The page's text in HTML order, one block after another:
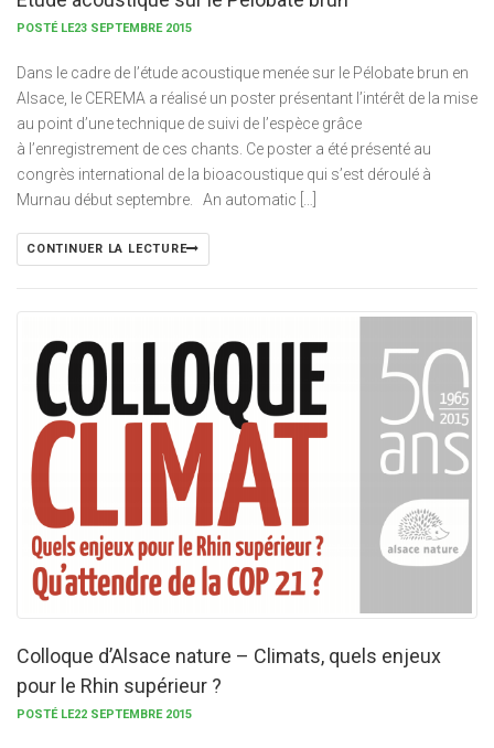
POSTÉ LE23 SEPTEMBRE 2015
Dans le cadre de l’étude acoustique menée sur le Pélobate brun en
Alsace, le CEREMA a réalisé un poster présentant l’intérêt de la mise
au point d’une technique de suivi de l’espèce grâce
à l’enregistrement de ces chants. Ce poster a été présenté au
congrès international de la bioacoustique qui s’est déroulé à
Murnau début septembre. An automatic […]
CONTINUER LA LECTURE
Colloque d’Alsace nature – Climats, quels enjeux
pour le Rhin supérieur ?
POSTÉ LE22 SEPTEMBRE 2015